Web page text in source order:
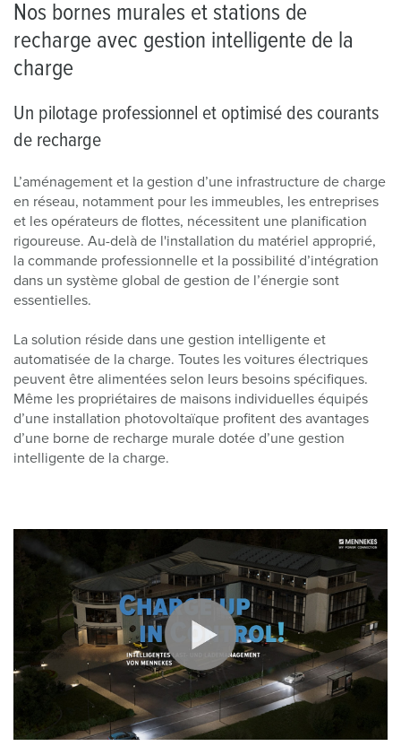
Nos bornes murales et stations de
recharge avec gestion intelligente de la
charge
Un pilotage professionnel et optimisé des courants
de recharge
L’aménagement et la gestion d’une infrastructure de charge
en réseau, notamment pour les immeubles, les entreprises
et les opérateurs de flottes, nécessitent une planification
rigoureuse. Au-delà de l'installation du matériel approprié,
la commande professionnelle et la possibilité d’intégration
dans un système global de gestion de l’énergie sont
essentielles.
La solution réside dans une gestion intelligente et
automatisée de la charge. Toutes les voitures électriques
peuvent être alimentées selon leurs besoins spécifiques.
Même les propriétaires de maisons individuelles équipés
d’une installation photovoltaïque profitent des avantages
d’une borne de recharge murale dotée d’une gestion
intelligente de la charge.